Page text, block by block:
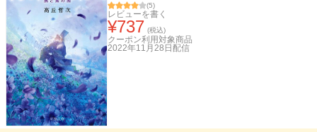
(5)
レビューを書く
¥737 (税込)
クーポン利用対象商品
2022年11月28日 配信